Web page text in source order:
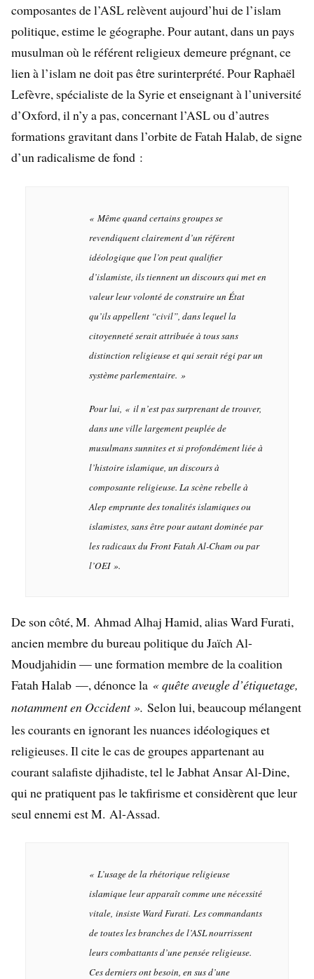
composantes de l’ASL relèvent aujourd’hui de l’islam
politique, estime le géographe. Pour autant, dans un pays
musulman où le référent religieux demeure prégnant, ce
lien à l’islam ne doit pas être surinterprété. Pour Raphaël
Lefèvre, spécialiste de la Syrie et enseignant à l’université
d’Oxford, il n’y a pas, concernant l’ASL ou d’autres
formations gravitant dans l’orbite de Fatah Halab, de signe
d’un radicalisme de fond :
« Même quand certains groupes se
revendiquent clairement d’un référent
idéologique que l’on peut qualifier
d’islamiste, ils tiennent un discours qui met en
valeur leur volonté de construire un État
qu’ils appellent “civil”, dans lequel la
citoyenneté serait attribuée à tous sans
distinction religieuse et qui serait régi par un
système parlementaire. »
Pour lui, « il n’est pas surprenant de trouver,
dans une ville largement peuplée de
musulmans sunnites et si profondément liée à
l’histoire islamique, un discours à
composante religieuse. La scène rebelle à
Alep emprunte des tonalités islamiques ou
islamistes, sans être pour autant dominée par
les radicaux du Front Fatah Al-Cham ou par
l’OEI ».
De son côté, M. Ahmad Alhaj Hamid, alias Ward Furati,
ancien membre du bureau politique du Jaïch Al-
Moudjahidin — une formation membre de la coalition
Fatah Halab —, dénonce la « quête aveugle d’étiquetage,
notamment en Occident ». Selon lui, beaucoup mélangent
les courants en ignorant les nuances idéologiques et
religieuses. Il cite le cas de groupes appartenant au
courant salafiste djihadiste, tel le Jabhat Ansar Al-Dine,
qui ne pratiquent pas le takfirisme et considèrent que leur
seul ennemi est M. Al-Assad.
« L’usage de la rhétorique religieuse
islamique leur apparaît comme une nécessité
vitale, insiste Ward Furati. Les commandants
de toutes les branches de l’ASL nourrissent
leurs combattants d’une pensée religieuse.
Ces derniers ont besoin, en sus d’une